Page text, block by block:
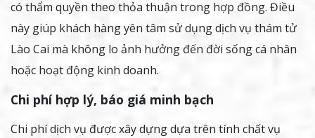
có thẩm quyền theo thỏa thuận trong hợp đồng. Điều
này giúp khách hàng yên tâm sử dụng dịch vụ thám tử
Lào Cai mà không lo ảnh hưởng đến đời sống cá nhân
hoặc hoạt động kinh doanh.
Chi phí hợp lý, báo giá minh bạch
Chi phí dịch vụ được xây dựng dựa trên tính chất vụ